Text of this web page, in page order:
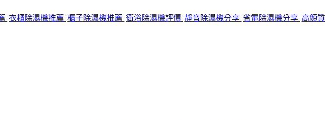
衣櫃除濕機推薦 櫃子除濕機推薦 衛浴除濕機評價 靜音除濕機分享 省電除濕機分享 高顏質